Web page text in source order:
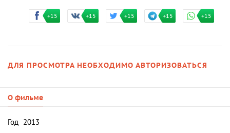
+15 +15 +15 +15 +15
ДЛЯ ПРОСМОТРА НЕОБХОДИМО АВТОРИЗОВАТЬСЯ
О фильме
Год 2013